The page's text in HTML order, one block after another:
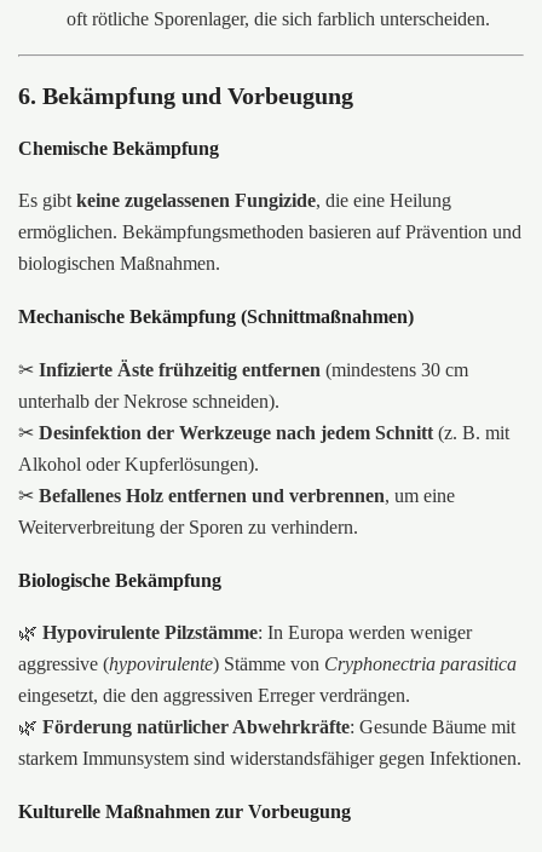
oft rötliche Sporenlager, die sich farblich unterscheiden.
6. Bekämpfung und Vorbeugung
Chemische Bekämpfung
Es gibt keine zugelassenen Fungizide, die eine Heilung
ermöglichen. Bekämpfungsmethoden basieren auf Prävention und
biologischen Maßnahmen.
Mechanische Bekämpfung (Schnittmaßnahmen)
✂ Infizierte Äste frühzeitig entfernen (mindestens 30 cm
unterhalb der Nekrose schneiden).
✂ Desinfektion der Werkzeuge nach jedem Schnitt (z. B. mit
Alkohol oder Kupferlösungen).
✂ Befallenes Holz entfernen und verbrennen, um eine
Weiterverbreitung der Sporen zu verhindern.
Biologische Bekämpfung
🌿 Hypovirulente Pilzstämme: In Europa werden weniger
aggressive (hypovirulente) Stämme von Cryphonectria parasitica
eingesetzt, die den aggressiven Erreger verdrängen.
🌿 Förderung natürlicher Abwehrkräfte: Gesunde Bäume mit
starkem Immunsystem sind widerstandsfähiger gegen Infektionen.
Kulturelle Maßnahmen zur Vorbeugung